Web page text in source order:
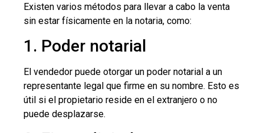
Existen varios métodos para llevar a cabo la venta
sin estar físicamente en la notaria, como:
1. Poder notarial
El vendedor puede otorgar un poder notarial a un
representante legal que firme en su nombre. Esto es
útil si el propietario reside en el extranjero o no
puede desplazarse.